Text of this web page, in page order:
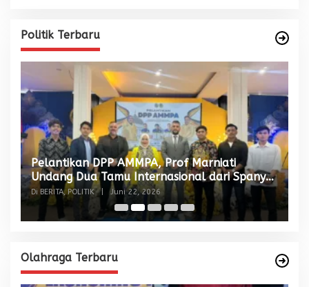
Politik Terbaru
Pelantikan DPP AMMPA, Prof Marniati
Undang Dua Tamu Internasional dari Spanyol
dan Malaysia
Di BERITA, POLITIK Juni 22, 2026
Olahraga Terbaru